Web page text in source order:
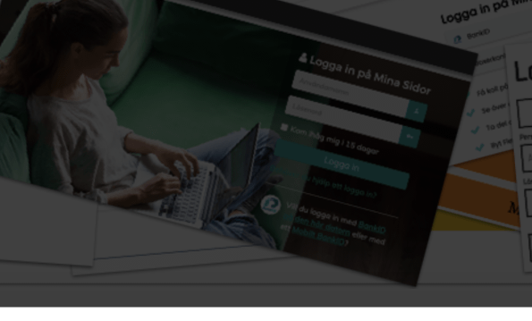
barn har många namn. Här går vi igenom de största internetleverantörernas versioner